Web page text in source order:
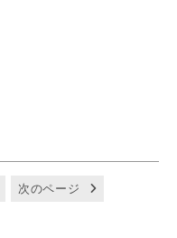
次のページ